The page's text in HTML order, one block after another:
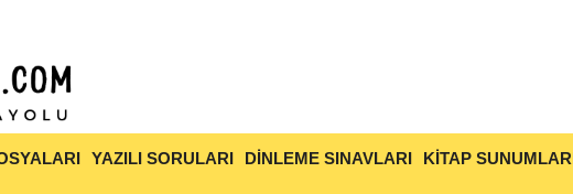
YAZILI SORULARI DİNLEME SINAVLARI KİTAP